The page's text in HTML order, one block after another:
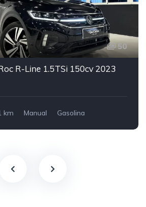
50
R-Line 1.5TSi 150cv 2023
km Manual
Gasolina